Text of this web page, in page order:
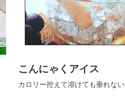
こんにゃくアイス
カロリー控えて溶けても垂れない